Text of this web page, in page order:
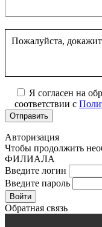
Пожалуйста,
Я согласен на
соответствии с
Авторизация
Чтобы продолжить
ФИЛИАЛА
Введите логин
Введите пароль
Войти
Обратная связь